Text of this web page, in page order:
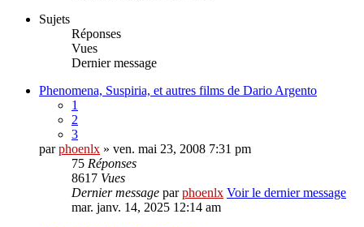
Sujets
Réponses
Vues
Dernier message
Phenomena, Suspiria, et autres films de Dario Argento
1
2
3
parphoenlx » ven. mai 23, 2008 7:31 pm
75 Réponses
8617 Vues
Dernier message parphoenlx Voir le dernier message
mar. janv. 14, 2025 12:14 am